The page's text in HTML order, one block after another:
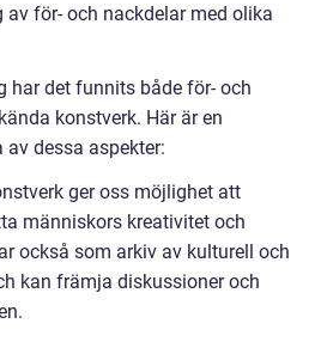
för- och nackdelar med olika
har det funnits både för- och
konstverk. Här är en
dessa aspekter:
ger oss möjlighet att
människors kreativitet och
också som arkiv av kulturell och
kan främja diskussioner och